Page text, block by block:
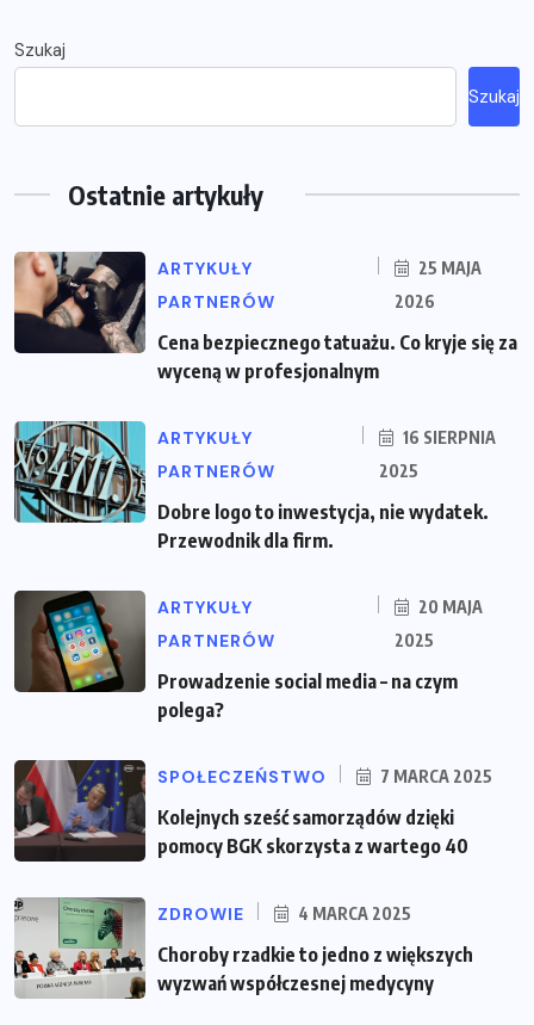
Szukaj
Szukaj
Ostatnie artykuły
ARTYKUŁY
PARTNERÓW
25 MAJA
2026
Cena bezpiecznego tatuażu. Co kryje się za
wyceną w profesjonalnym
ARTYKUŁY
PARTNERÓW
16 SIERPNIA
2025
Dobre logo to inwestycja, nie wydatek.
Przewodnik dla firm.
ARTYKUŁY
PARTNERÓW
20 MAJA
2025
Prowadzenie social media – na czym
polega?
SPOŁECZEŃSTWO 7 MARCA 2025
Kolejnych sześć samorządów dzięki
pomocy BGK skorzysta z wartego 40
ZDROWIE 4 MARCA 2025
Choroby rzadkie to jedno z większych
wyzwań współczesnej medycyny